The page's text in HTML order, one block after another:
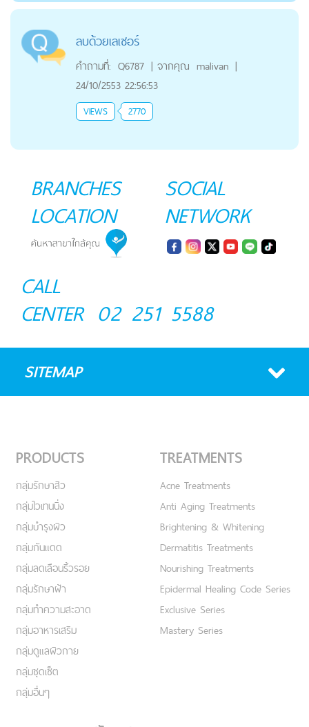
ลบด้วยเลเซอร์
คำถามที่: Q6787 | จากคุณ malivan |
24/10/2553 22:56:53
VIEWS 2770
BRANCHES
LOCATION
SOCIAL
NETWORK
CALL
CENTER 02 251 5588
SITEMAP
PRODUCTS
กลุ่มรักษาสิว
กลุ่มไวเทนนิ่ง
กลุ่มบำรุงผิว
กลุ่มกันแดด
กลุ่มลดเลือนริ้วรอย
กลุ่มรักษาฝ้า
กลุ่มทำความสะอาด
กลุ่มอาหารเสริม
กลุ่มดูแลผิวกาย
กลุ่มชุดเซ็ต
กลุ่มอื่นๆ
TREATMENTS
Acne Treatments
Anti Aging Treatments
Brightening & Whitening
Dermatitis Treatments
Nourishing Treatments
Epidermal Healing Code Series
Exclusive Series
Mastery Series